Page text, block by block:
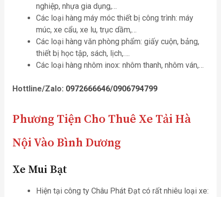
nghiệp, nhựa gia dụng,…
Các loại hàng máy móc thiết bị công trình: máy
múc, xe cẩu, xe lu, trục dầm,…
Các loại hàng văn phòng phẩm: giấy cuộn, bảng,
thiết bị học tập, sách, lịch,….
Các loại hàng nhôm inox: nhôm thanh, nhôm ván,…
Hottline/Zalo: 0972666646/0906794799
Phương Tiện Cho Thuê Xe Tải Hà
Nội Vào Bình Dương
Xe Mui Bạt
Hiện tại công ty Châu Phát Đạt có rất nhiêu loại xe: